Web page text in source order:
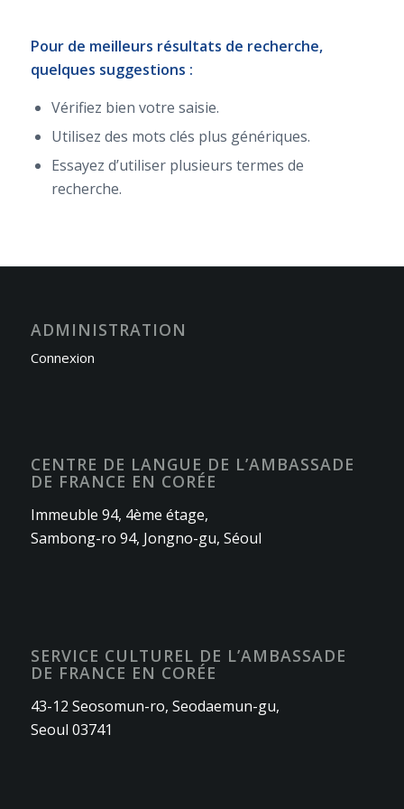
Pour de meilleurs résultats de recherche,
quelques suggestions :
Vérifiez bien votre saisie.
Utilisez des mots clés plus génériques.
Essayez d’utiliser plusieurs termes de
recherche.
ADMINISTRATION
Connexion
CENTRE DE LANGUE DE L’AMBASSADE
DE FRANCE EN CORÉE
Immeuble 94, 4ème étage,
Sambong-ro 94, Jongno-gu, Séoul
SERVICE CULTUREL DE L’AMBASSADE
DE FRANCE EN CORÉE
43-12 Seosomun-ro, Seodaemun-gu,
Seoul 03741